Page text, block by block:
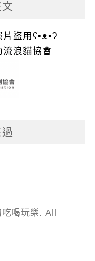
盜用ʕ•ᴥ•ʔ
流浪貓協會
喝玩樂. All